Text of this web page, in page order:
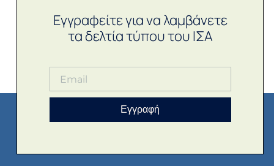
Εγγραφείτε για να λαμβάνετε
τα δελτία τύπου του ΙΣΑ
Εγγραφή